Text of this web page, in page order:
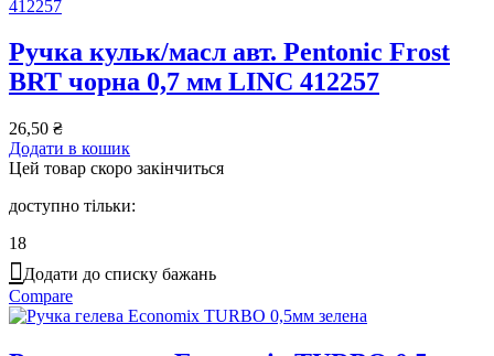
Ручка кульк/масл авт. Pentonic Frost
BRT чорна 0,7 мм LINC 412257
26,50 ₴
Додати в кошик
Цей товар скоро закінчиться
доступно тільки:
18
Додати до списку бажань
Compare